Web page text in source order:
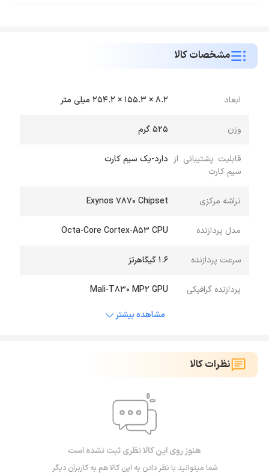
مشخصات کالا
ابعاد 8.2 × 155.3 × 254.2 میلی متر
وزن 525 گرم
قابلیت پشتیبانی از
سیم کارت
دارد-یک سیم کارت
تراشه مرکزی Exynos 7870 Chipset
مدل پردازنده Octa-Core Cortex-A53 CPU
سرعت پردازنده 1.6 گیگاهرتز
پردازنده گرافیکی
Mali-T830 MP2 GPU
مشاهده بیشتر
نظرات کالا
هنوز روی این کالا نظری ثبت نشده است
شما میتوانید با نظر دادن به این کالا هم به کاربران دیگر